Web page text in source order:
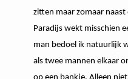
zitten maar zomaar
Paradijs wekt misschien
man bedoel ik natuurlijk
als twee mannen elkaar